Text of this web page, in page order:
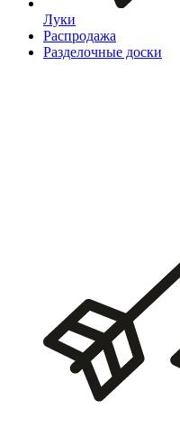
Луки
Распродажа
Разделочные доски